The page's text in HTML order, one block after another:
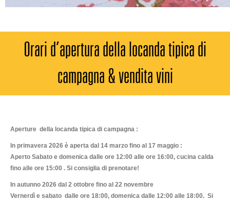
Orari d’apertura della locanda tipica di
campagna & vendita vini
Aperture della locanda tipica di campagna :
In primavera 2026 è aperta dal 14 marzo fino al 17 maggio :
Aperto Sabato e domenica dalle ore 12:00 alle ore 16:00, cucina calda
fino alle ore 15:00 . Si consiglia di prenotare!
In autunno 2026 dal 2 ottobre fino al 22 novembre
Vernerdì e sabato dalle ore 18:00, domenica dalle 12:00 alle 18:00. Si